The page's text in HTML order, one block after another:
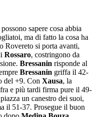
sapere cosa abbia
ma di fatto la cosa ha
Rovereto si porta avanti,
Rossaro, costringono da
Bressanin risponde al
Bressanin griffa il 42-
del +9. Con Xausa, la
e più tardi firma pure il 49-
un canestro dei suoi,
il 51-37. Prosegue il buon